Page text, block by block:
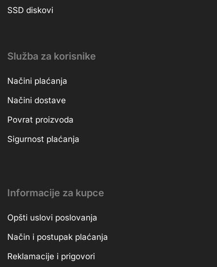
SSD diskovi
Služba za korisnike
Načini plaćanja
Načini dostave
Povrat proizvoda
Sigurnost plaćanja
Informacije za kupce
Opšti uslovi poslovanja
Način i postupak plaćanja
Reklamacije i prigovori